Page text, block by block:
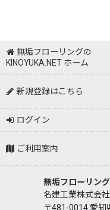
無垢フローリングの
KINOYUKA.NET ホーム
新規登録はこちら
ログイン
ご利用案内
無垢フローリング
名建工業株式会
〒481-0014 愛知